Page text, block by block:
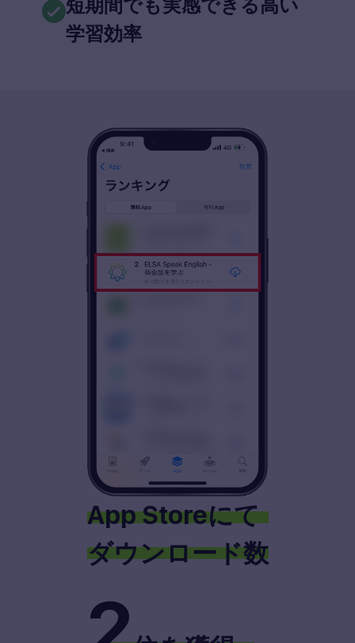
短期間でも実感できる高い
学習効率
App Storeにて
ダウンロード数